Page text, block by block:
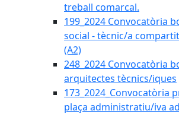
treball comarcal.
199_2024 Convocatòria
social - tècnic/a
(A2)
248_2024 Convocatòria
arquitectes tècnics/iques
173_2024_Convocatòria
plaça administratiu/iva